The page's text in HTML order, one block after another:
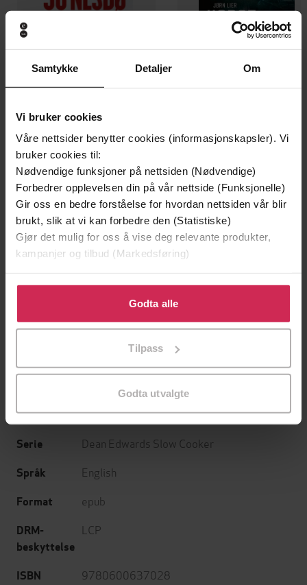
Samtykke Detaljer Om
Vi bruker cookies
Våre nettsider benytter cookies (informasjonskapsler). Vi
bruker cookies til:
Nødvendige funksjoner på nettsiden (Nødvendige)
Forbedrer opplevelsen din på vår nettside (Funksjonelle)
Gir oss en bedre forståelse for hvordan nettsiden vår blir
brukt, slik at vi kan forbedre den (Statistiske)
Gjør det mulig for oss å vise deg relevante produkter,
kampanjer og tilbud (Markedsføring)
Klikk på «Godta alle» for å gi oss ditt samtykke til å
bruke cookies for alle disse formålene. Du kan også
tilpasse ditt samtykke til spesifikke formål ved å klikke
Godta alle
Tilpass
Godta utvalgte
199,-
Minnesota
Jo Nesbø
EBOK
Utskudd
Jørn Lier Horst
EBOK
Undertittel 90 easy recipes for both slow cookers &
conventional ovens
Forfattere Dean Edwards(forfatter)
03.09.2020
Sjanger
Serie
Dean Edwards Slow Cooker
Språk English
Format epub
DRM-
beskyttelse
LCP
ISBN 9780600637028